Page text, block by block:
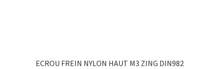
ECROU FREIN NYLON HAUT M3 ZING DIN982